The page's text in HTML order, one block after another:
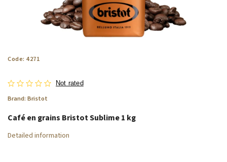
Code: 4271
Not rated
Brand: Bristot
Café en grains Bristot Sublime 1 kg
Detailed information